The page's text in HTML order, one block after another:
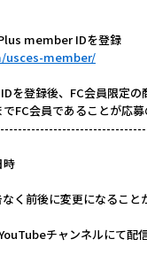
member IDを登録
usces-member/
登録後、FC会員限定の
FC会員であることが応募
時
く前後に変更になること
チャンネルにて配信